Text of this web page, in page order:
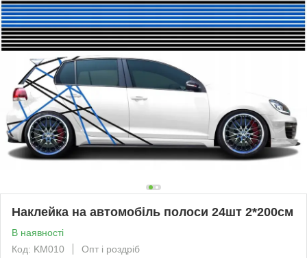
Наклейка на автомобіль полоси 24шт 2*200см
В наявності
Код: KM010
Опт і роздріб